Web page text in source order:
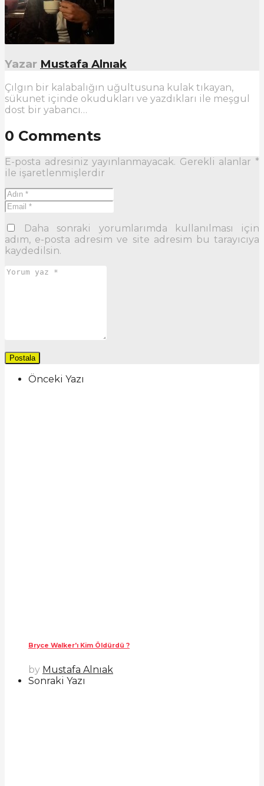
Yazar Mustafa Alnıak
Çılgın bir kalabalığın uğultusuna kulak tıkayan,
sükunet içinde okudukları ve yazdıkları ile meşgul
dost bir yabancı…
0 Comments
E-posta adresiniz yayınlanmayacak. Gerekli alanlar *
ile işaretlenmişlerdir
Daha sonraki yorumlarımda kullanılması için
adım, e-posta adresim ve site adresim bu tarayıcıya
kaydedilsin.
Önceki Yazı
Bryce Walker'ı Kim Öldürdü ?
by Mustafa Alnıak
Sonraki Yazı